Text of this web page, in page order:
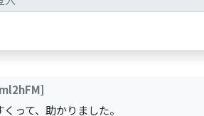
って、助かりました。